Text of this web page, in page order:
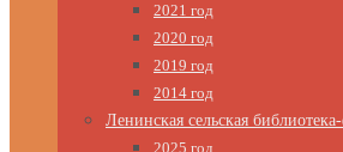
2021 год
2020 год
2019 год
2014 год
Ленинская сельская
2025 год